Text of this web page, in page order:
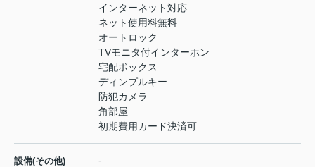
インターネット対応
ネット使用料無料
オートロック
TVモニタ付インターホン
宅配ボックス
ディンプルキー
防犯カメラ
角部屋
初期費用カード決済可
設備(その他) -